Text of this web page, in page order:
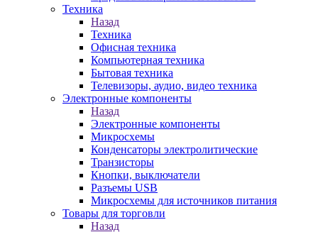
Техника
Назад
Техника
Офисная техника
Компьютерная техника
Бытовая техника
Телевизоры, аудио, видео техника
Электронные компоненты
Назад
Электронные компоненты
Микросхемы
Конденсаторы электролитические
Транзисторы
Кнопки, выключатели
Разъемы USB
Микросхемы для источников питания
Товары для торговли
Назад